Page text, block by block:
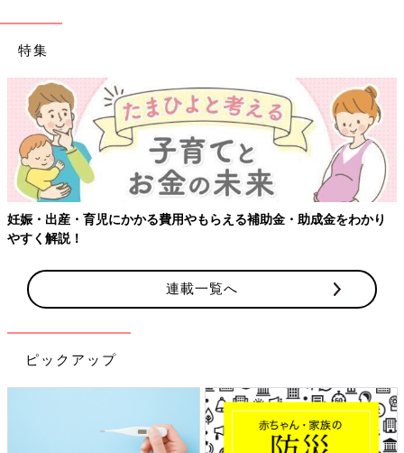
特集
妊娠・出産・育児にかかる費用やもらえる補助金・助成金をわかり
やすく解説！
連載一覧へ
ピックアップ